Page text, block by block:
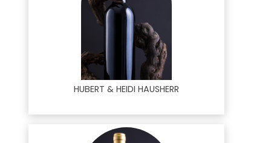
HUBERT & HEIDI HAUSHERR